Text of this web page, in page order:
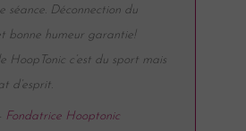
séance. Déconnection du
bonne humeur garantie!
HoopTonic c’est du sport mais
d’esprit.
Fondatrice Hooptonic